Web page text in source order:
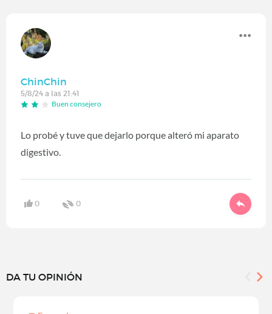
ChinChin
5/8/24 a las 21:41
Buen consejero
Lo probé y tuve que dejarlo porque alteró mi aparato
digestivo.
0 0
DA TU OPINIÓN